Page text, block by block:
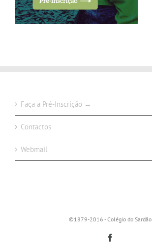
Faça a Pré-Inscrição →
Contactos
Webmail
©1879-2016 - Colégio do Sardão